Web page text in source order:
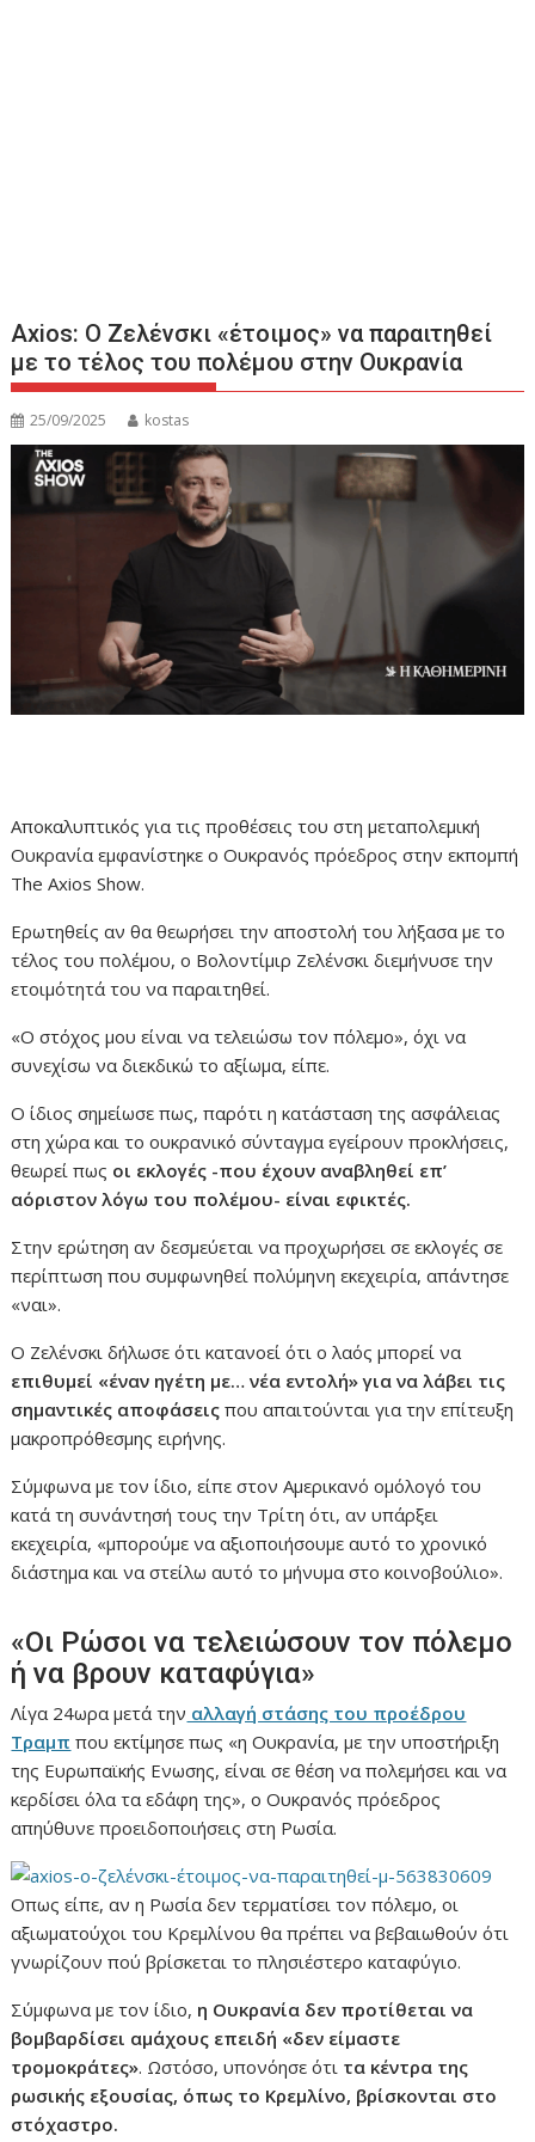
Axios: Ο Ζελένσκι «έτοιμος» να παραιτηθεί
με το τέλος του πολέμου στην Ουκρανία
25/09/2025 kostas
Αποκαλυπτικός για τις προθέσεις του στη μεταπολεμική
Ουκρανία εμφανίστηκε ο Ουκρανός πρόεδρος στην εκπομπή
The Axios Show.
Ερωτηθείς αν θα θεωρήσει την αποστολή του λήξασα με το
τέλος του πολέμου, ο Βολοντίμιρ Ζελένσκι διεμήνυσε την
ετοιμότητά του να παραιτηθεί.
«Ο στόχος μου είναι να τελειώσω τον πόλεμο»,όχι να
συνεχίσω να διεκδικώ το αξίωμα, είπε.
Ο ίδιος σημείωσε πως, παρότι η κατάσταση της ασφάλειας
στη χώρα και το ουκρανικό σύνταγμα εγείρουν προκλήσεις,
θεωρεί πως οι εκλογές -που έχουν αναβληθεί επ’
αόριστον λόγω του πολέμου- είναι εφικτές.
Στην ερώτηση αν δεσμεύεται να προχωρήσει σε εκλογές σε
περίπτωση που συμφωνηθεί πολύμηνη εκεχειρία, απάντησε
«ναι».
Ο Ζελένσκι δήλωσε ότι κατανοεί ότι ο λαός μπορεί να
επιθυμεί «έναν ηγέτη με… νέα εντολή» για να λάβει τις
σημαντικές αποφάσεις που απαιτούνται για την επίτευξη
μακροπρόθεσμης ειρήνης.
Σύμφωνα με τον ίδιο, είπε στον Αμερικανό ομόλογό του
κατά τη συνάντησή τους την Τρίτη ότι, αν υπάρξει
εκεχειρία, «μπορούμε να αξιοποιήσουμε αυτό το χρονικό
διάστημα και να στείλω αυτό το μήνυμα στο κοινοβούλιο».
«Οι Ρώσοι να τελειώσουν τον πόλεμο
ή να βρουν καταφύγια»
Λίγα 24ωρα μετά την αλλαγή στάσης του προέδρου
Τραμπ που εκτίμησε πως «η Ουκρανία, με την υποστήριξη
της Ευρωπαϊκής Ενωσης, είναι σε θέση να πολεμήσει και να
κερδίσει όλα τα εδάφη της», ο Ουκρανός πρόεδρος
απηύθυνε προειδοποιήσεις στη Ρωσία.
Οπως είπε, αν η Ρωσία δεν τερματίσει τον πόλεμο, οι
αξιωματούχοι του Κρεμλίνου θα πρέπει να βεβαιωθούν ότι
γνωρίζουν πού βρίσκεται το πλησιέστερο καταφύγιο.
Σύμφωνα με τον ίδιο, η Ουκρανία δεν προτίθεται να
βομβαρδίσει αμάχους επειδή «δεν είμαστε
τρομοκράτες». Ωστόσο, υπονόησε ότι τα κέντρα της
ρωσικής εξουσίας, όπως το Κρεμλίνο, βρίσκονται στο
στόχαστρο.